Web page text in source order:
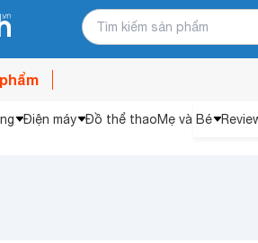
Điện máy Đồ thể thaoMẹ và Bé